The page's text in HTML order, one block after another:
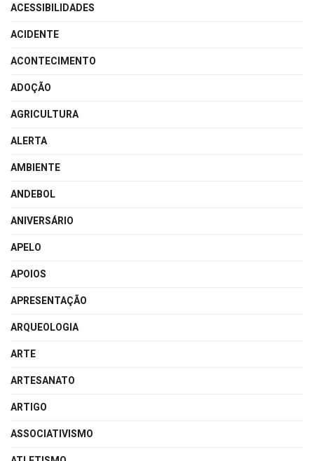
ACESSIBILIDADES
ACIDENTE
ACONTECIMENTO
ADOÇÃO
AGRICULTURA
ALERTA
AMBIENTE
ANDEBOL
ANIVERSÁRIO
APELO
APOIOS
APRESENTAÇÃO
ARQUEOLOGIA
ARTE
ARTESANATO
ARTIGO
ASSOCIATIVISMO